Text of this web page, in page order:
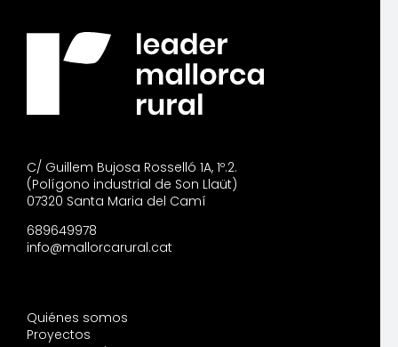
C/ Guillem Bujosa Rosselló 1A, 1º.2.
(Polígono industrial de Son Llaüt)
07320 Santa Maria del Camí
689649978
info@mallorcarural.cat
Quiénes somos
Proyectos